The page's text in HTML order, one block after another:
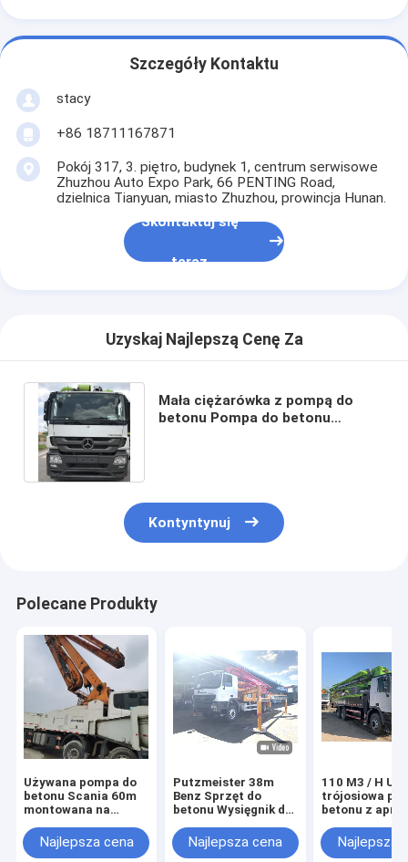
Szczegóły Kontaktu
stacy
+86 18711167871
Pokój 317, 3. piętro, budynek 1, centrum serwisowe
Zhuzhou Auto Expo Park, 66 PENTING Road,
dzielnica Tianyuan, miasto Zhuzhou, prowincja Hunan.
Skontaktuj się
teraz
Uzyskaj Najlepszą Cenę Za
Mała ciężarówka z pompą do
betonu Pompa do betonu
Kontyntynuj
Polecane Produkty
Używana pompa do
betonu Scania 60m
montowana na
ciężarówka z pompą
do betonu
Najlepsza cena
Putzmeister 38m
Benz Sprzęt do
betonu Wysięgnik do
pompowania betonu
Używana ciężarówka
Najlepsza cena
110 M3 / H
trójosiowa
betonu z
Najlepsza